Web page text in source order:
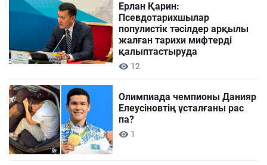
Ерлан Қарин:
Псевдотарихшылар
популистік тәсілдер арқылы
жалған тарихи мифтерді
қалыптастыруда
12
Олимпиада чемпионы Данияр
Елеусіновтің ұсталғаны рас
па?
1